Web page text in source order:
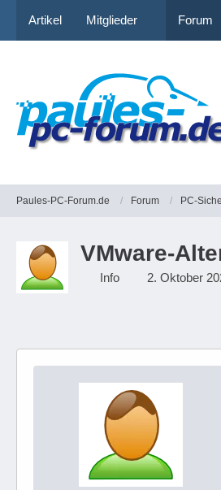
Artikel Mitglieder Forum
Paules-PC-Forum.de Forum PC-
VMware-
Info 2. Oktober